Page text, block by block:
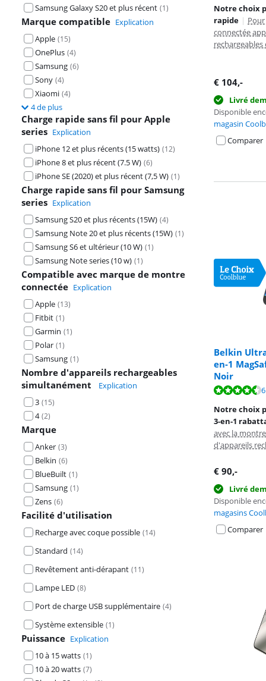
Samsung Galaxy S20 et plus récent (1)
Marque compatible Explication
Apple (15)
OnePlus (4)
Samsung (6)
Sony (4)
Xiaomi (4)
4 de plus
Charge rapide sans fil pour Apple
series Explication
iPhone 12 et plus récents (15 watts) (12)
iPhone 8 et plus récent (7.5 W) (6)
iPhone SE (2020) et plus récent (7,5 W) (1)
Charge rapide sans fil pour Samsung
series Explication
Samsung S20 et plus récents (15W) (4)
Samsung Note 20 et plus récents (15W) (1)
Samsung S6 et ultérieur (10 W) (1)
Samsung Note series (10 w) (1)
Compatible avec marque de montre
connectée Explication
Apple (13)
Fitbit (1)
Garmin (1)
Polar (1)
Samsung (1)
Nombre d'appareils rechargeables
simultanément
Explication
3 (15)
4 (2)
Marque
Anker (3)
Belkin (6)
BlueBuilt (1)
Samsung (1)
Zens (6)
Facilité d'utilisation
Recharge avec coque possible (14)
Standard (14)
Revêtement anti-dérapant (11)
Lampe LED (8)
Port de charge USB supplémentaire (4)
Système extensible (1)
Puissance Explication
10 à 15 watts (1)
10 à 20 watts (7)
Notre choix
rapide |
connectée
€ 104,-
Livré
Disponible
magasin
Comparer
Belkin
en-1
Noir
La note est de
Notre choix
3-en-1
avec la
d'appareils
€ 90,-
Livré
Disponible
magasins
Comparer